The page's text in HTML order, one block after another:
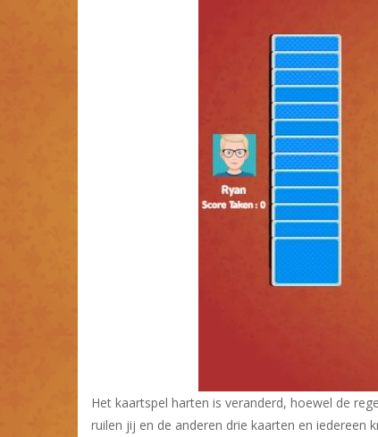
Het kaartspel harten is veranderd, hoewel de
ruilen jij en de anderen drie kaarten en